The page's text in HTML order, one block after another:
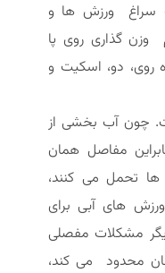
سراغ ورزش ها و
وزن گذاری روی پا
روی، دو، اسکیت و
چون آب بخشی از
مفاصل همان
تحمل می کنند،
های آبی برای
مشکلات مفصلی
محدود می کند،